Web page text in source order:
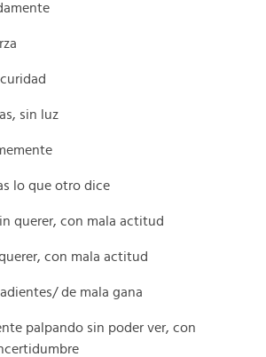
sin luz
lo que otro dice
querer, con mala actitud
con mala actitud
de mala gana
palpando sin poder ver, con